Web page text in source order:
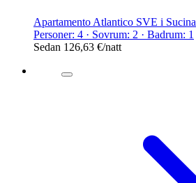
Apartamento Atlantico SVE i Sucina
Personer: 4 · Sovrum: 2 · Badrum: 1
Sedan 126,63 €/natt